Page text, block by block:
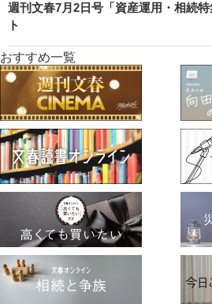
週刊文春7月2日号「資産運用・相続
ト
おすすめ一覧